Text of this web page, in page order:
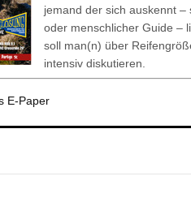
jemand der sich auskennt
oder menschlicher Guide –
soll man(n) über
intensiv diskutieren.
E-Paper